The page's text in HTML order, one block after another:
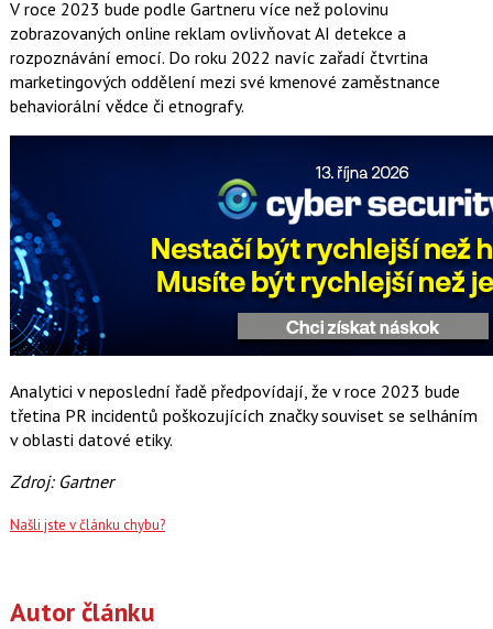
V roce 2023 bude podle Gartneru více než polovinu
zobrazovaných online reklam ovlivňovat AI detekce a
rozpoznávání emocí. Do roku 2022 navíc zařadí čtvrtina
marketingových oddělení mezi své kmenové zaměstnance
behaviorální vědce či etnografy.
Analytici v neposlední řadě předpovídají, že v roce 2023 bude
třetina PR incidentů poškozujících značky souviset se selháním
v oblasti datové etiky.
Zdroj: Gartner
Našli jste v článku chybu?
Autor článku